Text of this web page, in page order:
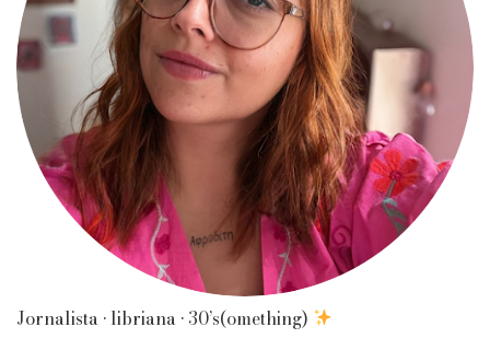
Jornalista • libriana • 30’s(omething)